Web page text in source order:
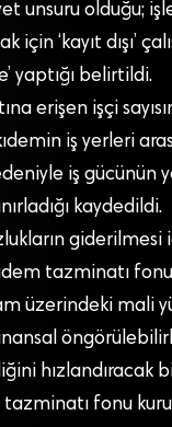
unsuru olduğu;
‘kayıt dışı’
yaptığı belirtildi.
erişen işçi
iş yerleri
iş gücünün
kaydedildi.
giderilmesi
tazminatı
üzerindeki mali
hızlandıracak
tazminatı fonu